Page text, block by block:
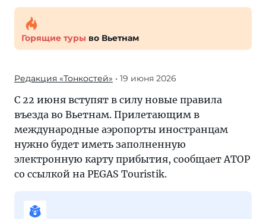
Горящие туры во Вьетнам
Редакция «Тонкостей» • 19 июня 2026
С 22 июня вступят в силу новые правила
въезда во Вьетнам. Прилетающим в
международные аэропорты иностранцам
нужно будет иметь заполненную
электронную карту прибытия, сообщает АТОР
со ссылкой на PEGAS Touristik.